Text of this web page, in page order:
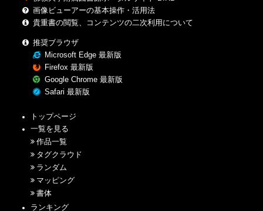
画像ビューアーの基本操作・活用法
貴重書の閲覧、コンテンツの二次利用について
推奨ブラウザ
Microsoft Edge 最新版
Firefox 最新版
Google Chrome 最新版
Safari 最新版
トップページ
一覧を見る
作品一覧
タグクラウド
ランダム
マッピング
書体
ランキング